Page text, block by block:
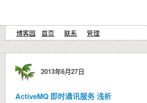
博客园 首页 联系 管理
2013年6月27日
ActiveMQ 即时通讯服务 浅析